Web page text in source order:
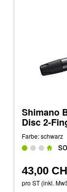
Shimano
Disc 2-
Farbe: schwarz
43,00
pro ST (inkl.